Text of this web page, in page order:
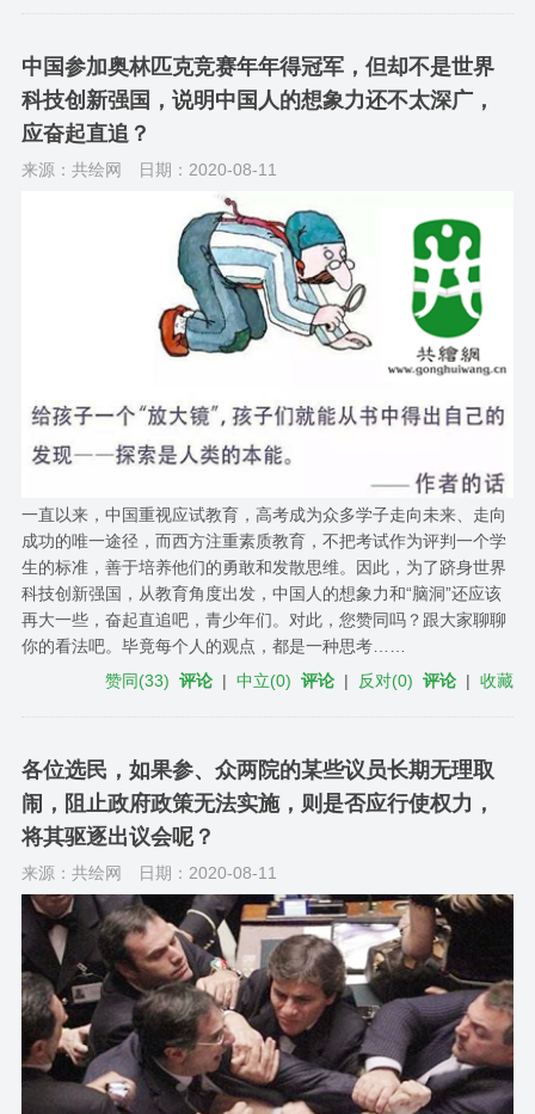
中国参加奥林匹克竞赛年年得冠军，但却不是世界
科技创新强国，说明中国人的想象力还不太深广，
应奋起直追？
来源：共绘网 日期：2020-08-11
一直以来，中国重视应试教育，高考成为众多学子走向未来、走向
成功的唯一途径，而西方注重素质教育，不把考试作为评判一个学
生的标准，善于培养他们的勇敢和发散思维。因此，为了跻身世界
科技创新强国，从教育角度出发，中国人的想象力和“脑洞”还应该
再大一些，奋起直追吧，青少年们。对此，您赞同吗？跟大家聊聊
你的看法吧。毕竟每个人的观点，都是一种思考……
赞同(33) 评论 |中立(0) 评论 | 反对(0) 评论 |收藏
各位选民，如果参、众两院的某些议员长期无理取
闹，阻止政府政策无法实施，则是否应行使权力，
将其驱逐出议会呢？
来源：共绘网 日期：2020-08-11